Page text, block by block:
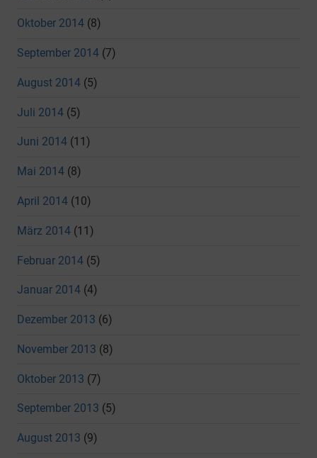
Oktober 2014 (8)
September 2014 (7)
August 2014 (5)
Juli 2014 (5)
Juni 2014 (11)
Mai 2014 (8)
April 2014 (10)
März 2014 (11)
Februar 2014 (5)
Januar 2014 (4)
Dezember 2013 (6)
November 2013 (8)
Oktober 2013 (7)
September 2013 (5)
August 2013 (9)